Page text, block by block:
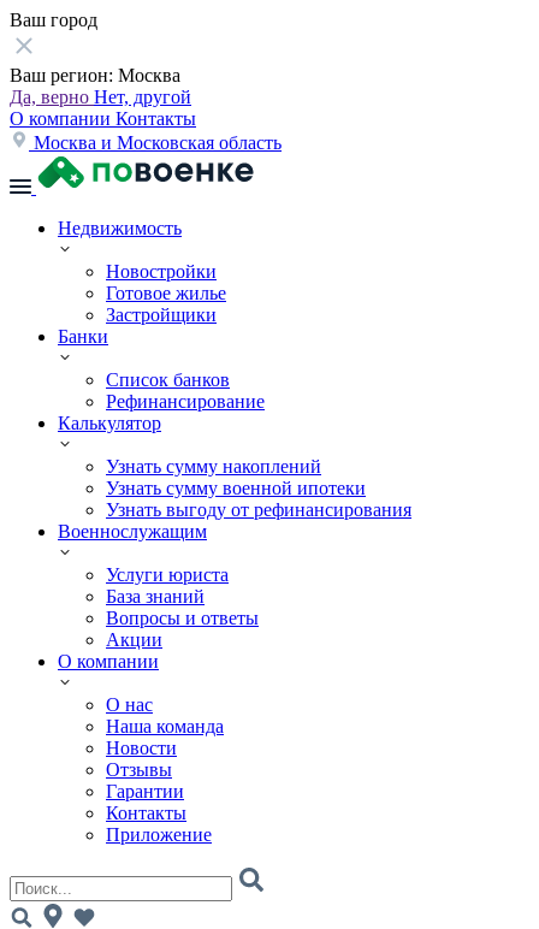
Ваш город
Ваш регион: Москва
Да, верно Нет, другой
О компании Контакты
Москва и Московская область
Недвижимость
Новостройки
Готовое жилье
Застройщики
Банки
Список банков
Рефинансирование
Калькулятор
Узнать сумму накоплений
Узнать сумму военной ипотеки
Узнать выгоду от рефинансирования
Военнослужащим
Услуги юриста
База знаний
Вопросы и ответы
Акции
О компании
О нас
Наша команда
Новости
Отзывы
Гарантии
Контакты
Приложение